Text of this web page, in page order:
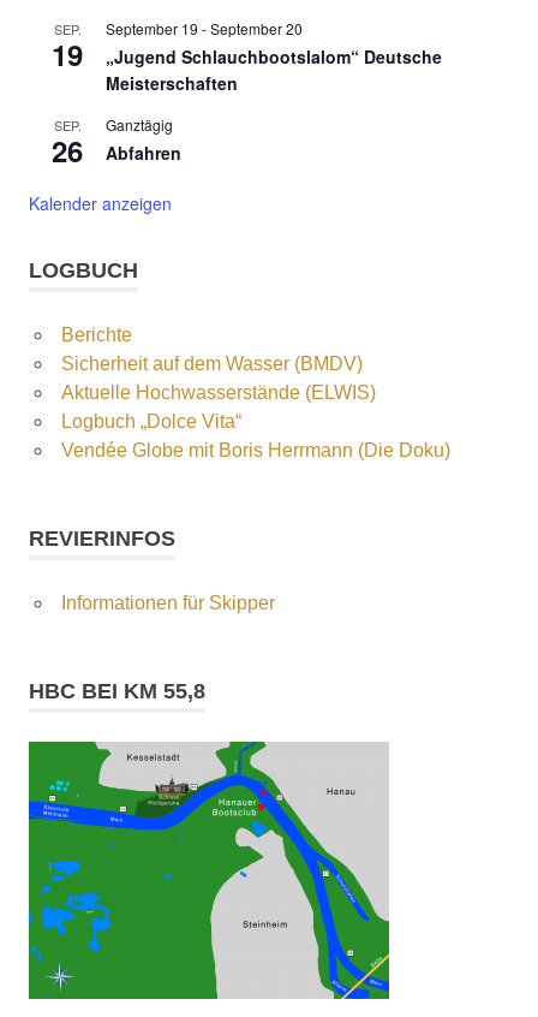
SEP.
19
September 19 -September 20
„Jugend Schlauchbootslalom“ Deutsche
Meisterschaften
SEP.
26
Ganztägig
Abfahren
Kalender anzeigen
LOGBUCH
Berichte
Sicherheit auf dem Wasser (BMDV)
Aktuelle Hochwasserstände (ELWIS)
Logbuch „Dolce Vita“
Vendée Globe mit Boris Herrmann (Die Doku)
REVIERINFOS
Informationen für Skipper
HBC BEI KM 55,8